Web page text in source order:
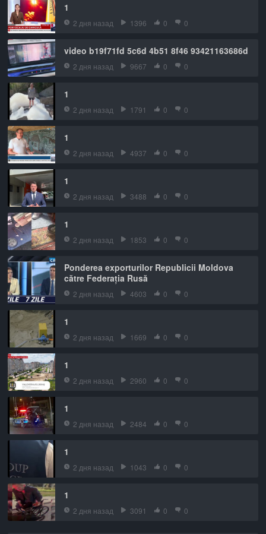
1
2 дня назад 1396 0 0
video b19f71fd 5c6d 4b51 8f46 93421163686d
2 дня назад 9667 0 0
1
2 дня назад 1791 0 0
1
2 дня назад 4937 0 0
1
2 дня назад 3488 0 0
1
2 дня назад 1853 0 0
Ponderea exporturilor Republicii Moldova
către Federația Rusă
2 дня назад 4603 0 0
1
2 дня назад 1669 0 0
1
2 дня назад 2960 0 0
1
2 дня назад 2484 0 0
1
2 дня назад 1043 0 0
1
2 дня назад 3091 0 0